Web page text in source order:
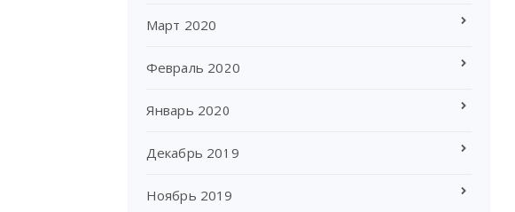
Март 2020
Февраль 2020
Январь 2020
Декабрь 2019
Ноябрь 2019